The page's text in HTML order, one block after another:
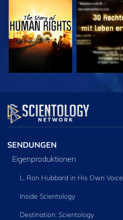
ANSEHEN ANSEHEN
ANSEHEN
SENDUNGEN
Eigenproduktionen
L. Ron Hubbard in His Own Voice
Inside Scientology
Destination: Scientology